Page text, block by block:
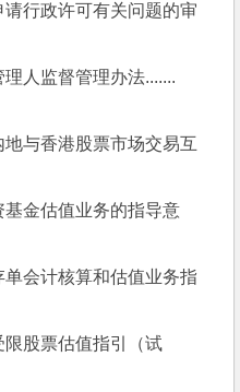
行政许可有关问题的审
人监督管理办法.......
与香港股票市场交易互
金估值业务的指导意
会计核算和估值业务指
股票估值指引（试